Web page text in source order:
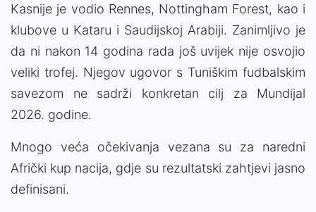
Kasnije je vodio Rennes, Nottingham Forest, kao i
klubove u Kataru i Saudijskoj Arabiji. Zanimljivo je
da ni nakon 14 godina rada još uvijek nije osvojio
veliki trofej. Njegov ugovor s Tuniškim fudbalskim
savezom ne sadrži konkretan cilj za Mundijal
2026. godine.
Mnogo veća očekivanja vezana su za naredni
Afrički kup nacija, gdje su rezultatski zahtjevi jasno
definisani.